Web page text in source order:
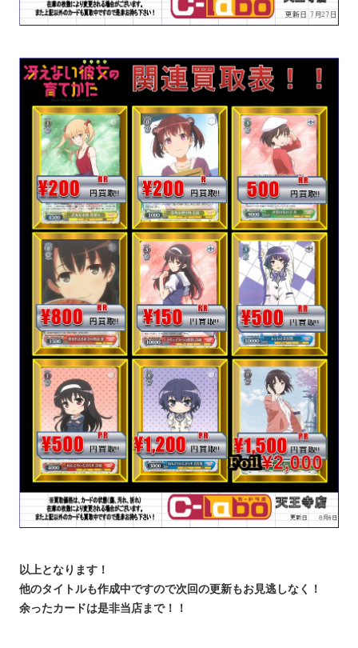
以上となります！
他のタイトルも作成中ですので次回の更新もお見逃しなく！
余ったカードは是非当店まで！！